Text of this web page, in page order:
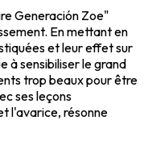
Generación Zoe"
En mettant en
et leur effet sur
à sensibiliser le grand
trop beaux pour être
ses leçons
l'avarice, résonne